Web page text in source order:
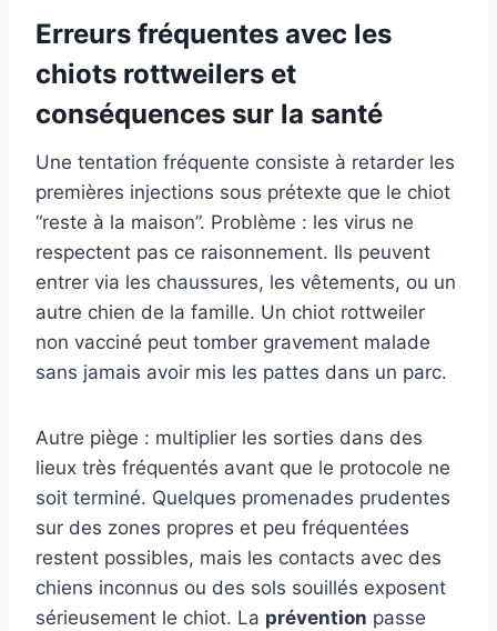
Erreurs fréquentes avec les
chiots rottweilers et
conséquences sur la santé
Une tentation fréquente consiste à retarder les
premières injections sous prétexte que le chiot
“reste à la maison”. Problème : les virus ne
respectent pas ce raisonnement. Ils peuvent
entrer via les chaussures, les vêtements, ou un
autre chien de la famille. Un chiot rottweiler
non vacciné peut tomber gravement malade
sans jamais avoir mis les pattes dans un parc.
Autre piège : multiplier les sorties dans des
lieux très fréquentés avant que le protocole ne
soit terminé. Quelques promenades prudentes
sur des zones propres et peu fréquentées
restent possibles, mais les contacts avec des
chiens inconnus ou des sols souillés exposent
sérieusement le chiot. La prévention passe